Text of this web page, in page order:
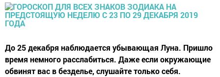
До 25 декабря наблюдается убывающая Луна. Пришло
время немного расслабиться. Даже если окружающие
обвинят вас в безделье, слушайте только себя.